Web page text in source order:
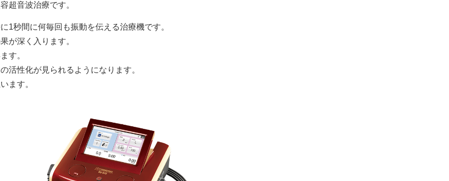
超音波治療です。
1秒間に何毎回も振動を伝える治療機です。
が深く入ります。
す。
活性化が見られるようになります。
ます。